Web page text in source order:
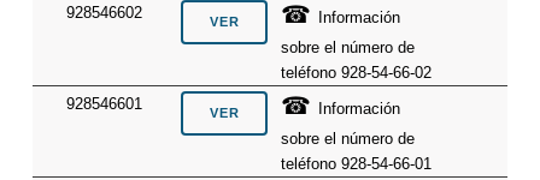
928546602
☎
Información
sobre el número de
teléfono 928-54-66-02
928546601
☎
Información
sobre el número de
teléfono 928-54-66-01